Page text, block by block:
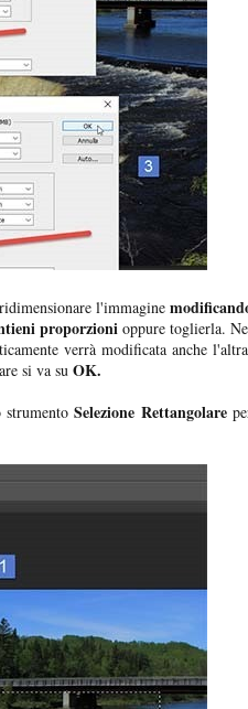
l'immagine
proporzionioppure toglierla.
verrà modificata anche
si va su OK.
strumentoSelezione Rettangolare